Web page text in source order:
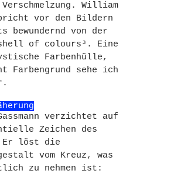
William
vor den Bildern
bewundernd von der
of colours³. Eine
Farbenhülle,
Farbengrund sehe ich
verzichtet auf
Zeichen des
Er löst die
vom Kreuz, was
zu nehmen ist: